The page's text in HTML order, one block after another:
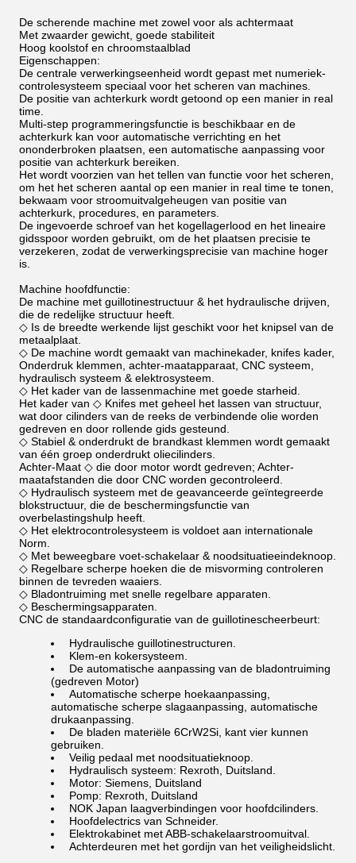
De scherende machine met zowel voor als achtermaat
Met zwaarder gewicht, goede stabiliteit
Hoog koolstof en chroomstaalblad
Eigenschappen:
De centrale verwerkingseenheid wordt gepast met numeriek-
controlesysteem speciaal voor het scheren van machines.
De positie van achterkurk wordt getoond op een manier in real
time.
Multi-step programmeringsfunctie is beschikbaar en de
achterkurk kan voor automatische verrichting en het
ononderbroken plaatsen, een automatische aanpassing voor
positie van achterkurk bereiken.
Het wordt voorzien van het tellen van functie voor het scheren,
om het het scheren aantal op een manier in real time te tonen,
bekwaam voor stroomuitvalgeheugen van positie van
achterkurk, procedures, en parameters.
De ingevoerde schroef van het kogellagerlood en het lineaire
gidsspoor worden gebruikt, om de het plaatsen precisie te
verzekeren, zodat de verwerkingsprecisie van machine hoger
is.
Machine hoofdfunctie:
De machine met guillotinestructuur & het hydraulische drijven,
die de redelijke structuur heeft.
◇ Is de breedte werkende lijst geschikt voor het knipsel van de
metaalplaat.
◇ De machine wordt gemaakt van machinekader, knifes kader,
Onderdruk klemmen, achter-maatapparaat, CNC systeem,
hydraulisch systeem & elektrosysteem.
◇ Het kader van de lassenmachine met goede starheid.
Het kader van ◇ Knifes met geheel het lassen van structuur,
wat door cilinders van de reeks de verbindende olie worden
gedreven en door rollende gids gesteund.
◇ Stabiel & onderdrukt de brandkast klemmen wordt gemaakt
van één groep onderdrukt oliecilinders.
Achter-Maat ◇ die door motor wordt gedreven; Achter-
maatafstanden die door CNC worden gecontroleerd.
◇ Hydraulisch systeem met de geavanceerde geïntegreerde
blokstructuur, die de beschermingsfunctie van
overbelastingshulp heeft.
◇ Het elektrocontrolesysteem is voldoet aan internationale
Norm.
◇ Met beweegbare voet-schakelaar & noodsituatieeindeknoop.
◇ Regelbare scherpe hoeken die de misvorming controleren
binnen de tevreden waaiers.
◇ Bladontruiming met snelle regelbare apparaten.
◇ Beschermingsapparaten.
CNC de standaardconfiguratie van de guillotinescheerbeurt:
Hydraulische guillotinestructuren.
Klem-en kokersysteem.
De automatische aanpassing van de bladontruiming
(gedreven Motor)
Automatische scherpe hoekaanpassing,
automatische scherpe slagaanpassing, automatische
drukaanpassing.
De bladen materiële 6CrW2Si, kant vier kunnen
gebruiken.
Veilig pedaal met noodsituatieknoop.
Hydraulisch systeem: Rexroth, Duitsland.
Motor: Siemens, Duitsland
Pomp: Rexroth, Duitsland
NOK Japan laagverbindingen voor hoofdcilinders.
Hoofdelectrics van Schneider.
Elektrokabinet met ABB-schakelaarstroomuitval.
Achterdeuren met het gordijn van het veiligheidslicht.